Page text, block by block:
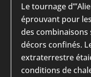
Le tournage
éprouvant pour
des combinaisons
décors confinés.
extraterrestre
conditions de